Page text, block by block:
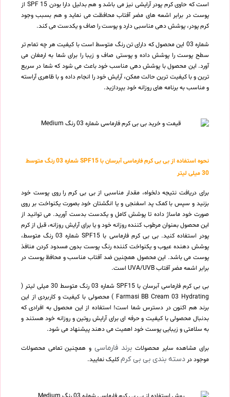
است که حاوی کرم پودر آرایشی نیز می باشد و هم بدلیل دارا بودن SPF 15 از
پوست در برابر اشعه های مضر آفتاب محافظت می نماید و هم بسبب وجود
کرم پودر، پوشش دهی مناسبی دارد و پوست را صاف و یکدست می کند.
شماره 03 این محصول که دارای تن رنگ متوسط است با کیفیت هر چه تمام تر
سطح پوست را پوشش داده و پوستی صاف و زیبا را برای شما به ارمغان می
آورد. این محصول با پوشش دهی مناسب خود باعث می شود که شما در سریع
ترین و با کیفیت ترین حالت ممکن، آرایش خود را انجام داده و با ظاهری آراسته
و مناسب به برنامه های روزانه خود بپردازید.
نحوه استفاده از بی بی کرم فارماسی آبرسان با SPF15 شماره 03 رنگ متوسط
30 میلی لیتر
برای دریافت نتیجه دلخواه، مقدار مناسبی از بی بی کرم را روی پوست خود
بزنید و سپس با کمک پد اسفنجی و یا انگشتان خود بصورت یکنواخت بر روی
صورت خود ماساژ داده تا پوشش کامل و یکدست بدست آورید. می توانید از
این محصول بعنوان مرطوب کننده روزانه خود و یا برای آرایش روزانه، قبل از کرم
پودر استفاده کنید. بی بی کرم فارماسی با SPF15 شماره 03 رنگ متوسط،
پوشش دهنده عیوب و یکنواخت کننده رنگ پوست بدون مسدود کردن منافذ
پوست می باشد. این محصول همچنین ضد آفتاب مناسب و محافظ پوست در
برابر اشعه مضر آفتاب UVA/UVB است.
بی بی کرم فارماسی آبرسان با SPF15 شماره 03 رنگ متوسط 30 میلی لیتر (
Farmasi BB Cream 03 Hydrating ) محصولی با کیفیت و کاربردی از این
برند هم اکنون در دسترس شما است! استفاده از این محصول به افرادی که
بدنبال محصولی با کیفیت و حرفه ای برای آرایش روتین و روزانه خود هستند و
به سلامتی و زیبایی پوست خود اهمیت می دهند پیشنهاد می شود.
برای مشاهده سایر محصولات برند فارماسی و همچنین تمامی محصولات
موجود در دسته بندی بی بی کرمکلیک نمایید.